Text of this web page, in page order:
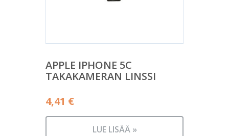
APPLE IPHONE 5C
TAKAKAMERAN LINSSI
4,41 €
LUE LISÄÄ »